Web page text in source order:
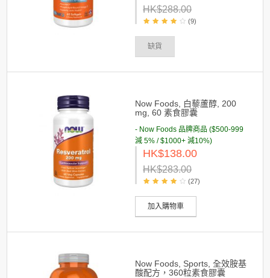
HK$288.00
(9)
缺貨
Now Foods, 白藜蘆醇, 200
mg, 60 素食膠囊
- Now Foods 品牌商品 ($500-999
減 5% / $1000+ 減10%)
HK$138.00
HK$283.00
(27)
加入購物車
Now Foods, Sports, 全效胺基
酸配方，360粒素食膠囊